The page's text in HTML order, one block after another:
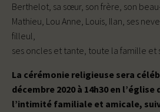
Berthelot, sa sœur, son frère, son
Mathieu, Lou Anne, Louis, Ilan, ses
filleul,
ses oncles et tante, toute la famille et
La cérémonie religieuse sera
décembre 2020 à 14h30 en
l’intimité familiale et amicale,